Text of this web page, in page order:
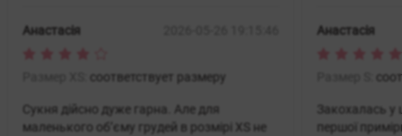
Анастасія
соответствует размеру
Сукня дійсно дуже гарна. Але для
маленького обʼєму грудей в розмірі XS не
Анастасія
Закохалась
першої